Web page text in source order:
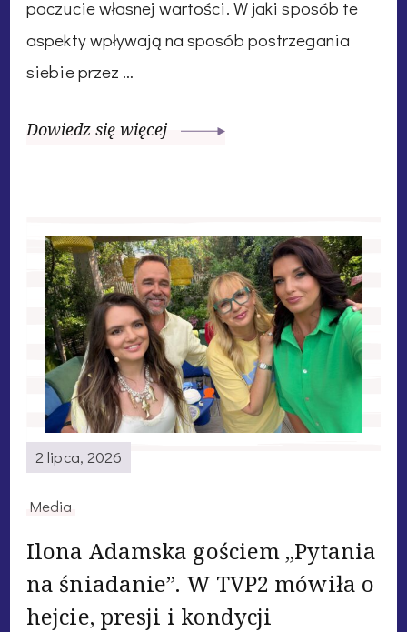
poczucie własnej wartości. W jaki sposób te
aspekty wpływają na sposób postrzegania
siebie przez …
Dowiedz się więcej
2 lipca, 2026
Media
Ilona Adamska gościem „Pytania
na śniadanie”. W TVP2 mówiła o
hejcie, presji i kondycji